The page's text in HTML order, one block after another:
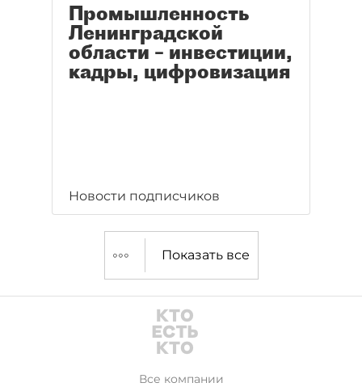
Промышленность
Ленинградской
области – инвестиции,
кадры, цифровизация
Новости подписчиков
Показать все
Все компании